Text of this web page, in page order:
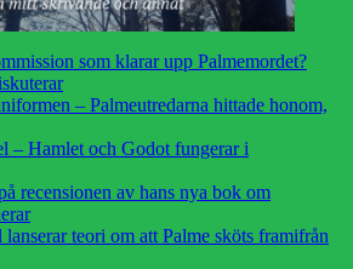
som klarar upp Palmemordet?
– Palmeutredarna hittade honom,
– Hamlet och Godot fungerar i
recensionen av hans nya bok om
teori om att Palme sköts framifrån